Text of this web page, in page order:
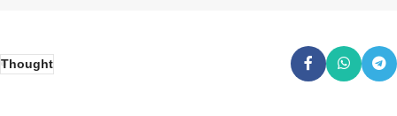
Thought